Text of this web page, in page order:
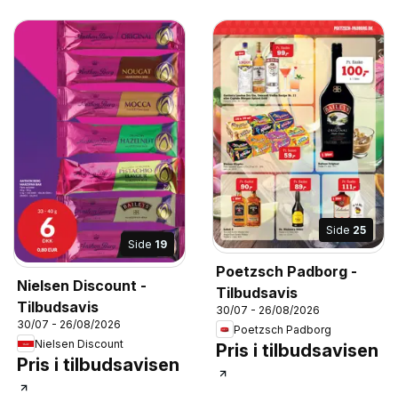
Side 19
Nielsen Discount -
Tilbudsavis
30/07 - 26/08/2026
Nielsen Discount
Pris i tilbudsavisen
Side 25
Poetzsch Padborg -
Tilbudsavis
30/07 - 26/08/2026
Poetzsch Padborg
Pris i tilbudsavisen